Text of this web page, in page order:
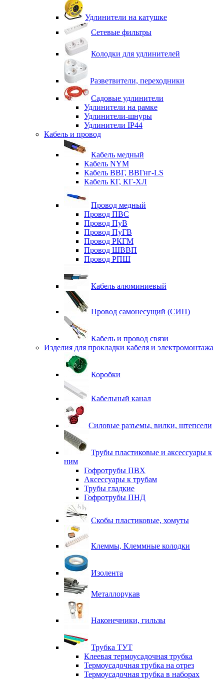
Удлинители на катушке
Сетевые фильтры
Колодки для удлинителей
Разветвители, переходники
Садовые удлинители
Удлинители на рамке
Удлинители-шнуры
Удлинители IP44
Кабель и провод
Кабель медный
Кабель NYM
Кабель ВВГ, ВВГнг-LS
Кабель КГ, КГ-ХЛ
Провод медный
Провод ПВС
Провод ПуВ
Провод ПуГВ
Провод РКГМ
Провод ШВВП
Провод РПШ
Кабель алюминиевый
Провод самонесущий (СИП)
Кабель и провод связи
Изделия для прокладки кабеля и электромонтажа
Коробки
Кабельный канал
Силовые разъемы, вилки, штепсели
Трубы пластиковые и аксессуары к
ним
Гофротрубы ПВХ
Аксессуары к трубам
Трубы гладкие
Гофротрубы ПНД
Скобы пластиковые, хомуты
Клеммы, Клеммные колодки
Изолента
Металлорукав
Наконечники, гильзы
Трубка ТУТ
Клеевая термоусадочная трубка
Термоусадочная трубка на отрез
Термоусадочная трубка в наборах